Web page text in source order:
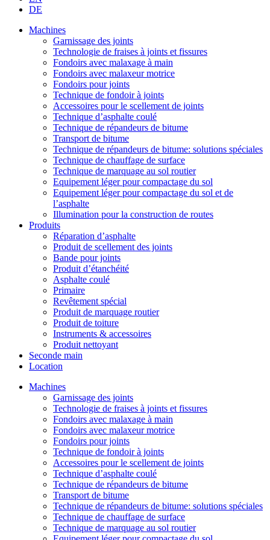
DE
Machines
Garnissage des joints
Technologie de fraises à joints et fissures
Fondoirs avec malaxage à main
Fondoirs avec malaxeur motrice
Fondoirs pour joints
Technique de fondoir à joints
Accessoires pour le scellement de joints
Technique d’asphalte coulé
Technique de répandeurs de bitume
Transport de bitume
Technique de répandeurs de bitume: solutions spéciales
Technique de chauffage de surface
Technique de marquage au sol routier
Equipement léger pour compactage du sol
Equipement léger pour compactage du sol et de
l’asphalte
Illumination pour la construction de routes
Produits
Réparation d’asphalte
Produit de scellement des joints
Bande pour joints
Produit d’étanchéité
Asphalte coulé
Primaire
Revêtement spécial
Produit de marquage routier
Produit de toiture
Instruments & accessoires
Produit nettoyant
Seconde main
Location
Machines
Garnissage des joints
Technologie de fraises à joints et fissures
Fondoirs avec malaxage à main
Fondoirs avec malaxeur motrice
Fondoirs pour joints
Technique de fondoir à joints
Accessoires pour le scellement de joints
Technique d’asphalte coulé
Technique de répandeurs de bitume
Transport de bitume
Technique de répandeurs de bitume: solutions spéciales
Technique de chauffage de surface
Technique de marquage au sol routier